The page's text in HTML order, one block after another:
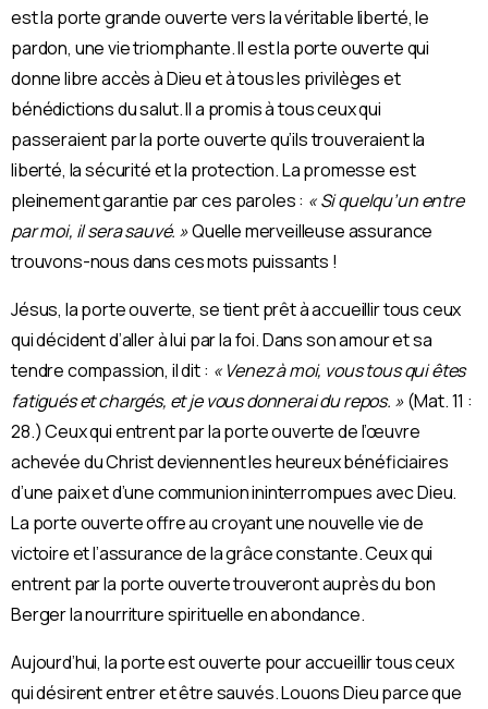
est la porte grande ouverte vers la véritable liberté, le
pardon, une vie triomphante. Il est la porte ouverte qui
donne libre accès à Dieu et à tous les privilèges et
bénédictions du salut. Il a promis à tous ceux qui
passeraient par la porte ouverte qu’ils trouveraient la
liberté, la sécurité et la protection. La promesse est
pleinement garantie par ces paroles : « Si quelqu’un entre
par moi, il sera sauvé. »Quelle merveilleuse assurance
trouvons-nous dans ces mots puissants !
Jésus, la porte ouverte, se tient prêt à accueillir tous ceux
qui décident d’aller à lui par la foi. Dans son amour et sa
tendre compassion, il dit : « Venez à moi, vous tous qui êtes
fatigués et chargés, et je vous donnerai du repos. »(Mat. 11 :
28.) Ceux qui entrent par la porte ouverte de l’œuvre
achevée du Christ deviennent les heureux bénéficiaires
d’une paix et d’une communion ininterrompues avec Dieu.
La porte ouverte offre au croyant une nouvelle vie de
victoire et l’assurance de la grâce constante. Ceux qui
entrent par la porte ouverte trouveront auprès du bon
Berger la nourriture spirituelle en abondance.
Aujourd’hui, la porte est ouverte pour accueillir tous ceux
qui désirent entrer et être sauvés. Louons Dieu parce que